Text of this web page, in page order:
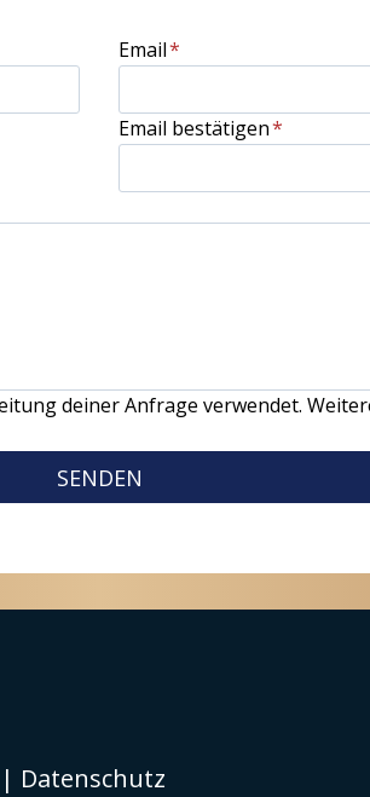
Email*
Email bestätigen*
deiner Anfrage verwendet.
SENDEN
| Datenschutz